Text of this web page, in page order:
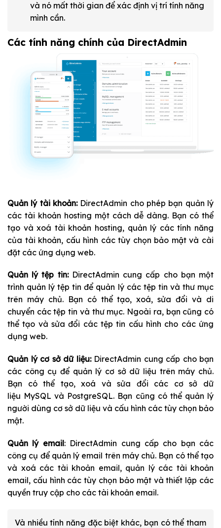
và nó mất thời gian để xác định vị trí tính năng
mình cần.
Các tính năng chính của DirectAdmin
Quản lý tài khoản:DirectAdmin cho phép bạn quản lý
các tài khoản hosting một cách dễ dàng. Bạn có thể
tạo và xoá tài khoản hosting, quản lý các tính năng
của tài khoản, cấu hình các tùy chọn bảo mật và cài
đặt các ứng dụng web.
Quản lý tệp tin:DirectAdmin cung cấp cho bạn một
trình quản lý tệp tin để quản lý các tệp tin và thư mục
trên máy chủ. Bạn có thể tạo, xoá, sửa đổi và di
chuyển các tệp tin và thư mục. Ngoài ra, bạn cũng có
thể tạo và sửa đổi các tệp tin cấu hình cho các ứng
dụng web.
Quản lý cơ sở dữ liệu:DirectAdmin cung cấp cho bạn
các công cụ để quản lý cơ sở dữ liệu trên máy chủ.
Bạn có thể tạo, xoá và sửa đổi các cơ sở dữ
liệu MySQL và PostgreSQL. Bạn cũng có thể quản lý
người dùng cơ sở dữ liệu và cấu hình các tùy chọn bảo
mật.
Quản lý email: DirectAdmin cung cấp cho bạn các
công cụ để quản lý email trên máy chủ. Bạn có thể tạo
và xoá các tài khoản email, quản lý các tài khoản
email, cấu hình các tùy chọn bảo mật và thiết lập các
quyền truy cập cho các tài khoản email.
Và nhiều tính năng đặc biệt khác, bạn có thể tham